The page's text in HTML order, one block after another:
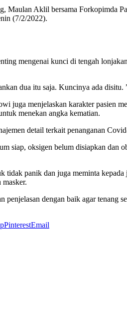
Aklil bersama Forkopimda
(7/2/2022).
mengenai kunci di tengah
dua itu saja. Kuncinya ada disitu.
juga menjelaskan karakter pasien
menekan angka kematian.
detail terkait penanganan
siap, oksigen belum disiapkan
tidak panik dan juga meminta
dengan baik agar tenang
PinterestEmail